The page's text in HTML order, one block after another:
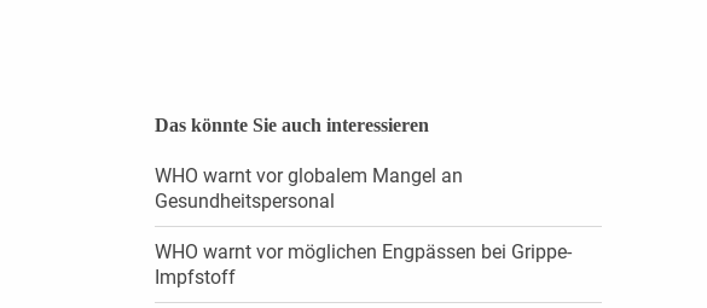
Das könnte Sie auch interessieren
WHO warnt vor globalem Mangel an
Gesundheitspersonal
WHO warnt vor möglichen Engpässen bei Grippe-
Impfstoff